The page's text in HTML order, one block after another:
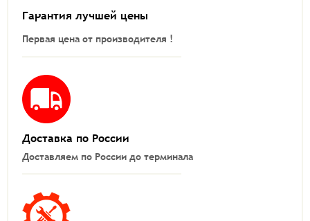
Гарантия лучшей цены
Первая цена от производителя !
Доставка по России
Доставляем по России до терминала